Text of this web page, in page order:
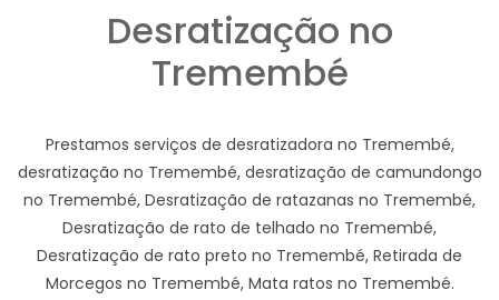
Desratização no
Tremembé
Prestamos serviços de desratizadora no Tremembé,
desratização no Tremembé, desratização de camundongo
no Tremembé, Desratização de ratazanas no Tremembé,
Desratização de rato de telhado no Tremembé,
Desratização de rato preto no Tremembé, Retirada de
Morcegos no Tremembé, Mata ratos no Tremembé.